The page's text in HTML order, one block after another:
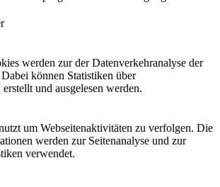
werden zur der Datenverkehranalyse der
können Statistiken über
und ausgelesen werden.
um Webseitenaktivitäten zu verfolgen. Die
werden zur Seitenanalyse und zur
verwendet.